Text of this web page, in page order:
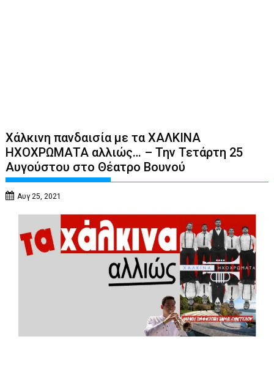
Xάλκινη πανδαισία με τα ΧΑΛΚΙΝΑ
ΗΧΟΧΡΩΜΑΤΑ αλλιώς… – Την Τετάρτη 25
Αυγούστου στο Θέατρο Βουνού
Αυγ 25, 2021